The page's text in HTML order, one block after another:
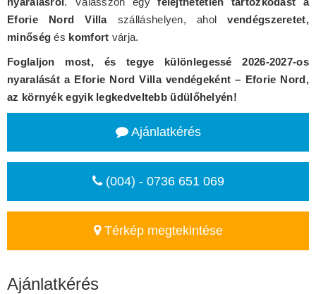
Eforie Nord Villaszálláshelyen, aholvendégszeretet,
minőség és komfort várja.
Foglaljon most, és tegye különlegessé 2026-2027-os
nyaralását a Eforie Nord Villa vendégeként – Eforie Nord,
az környék egyik legkedveltebb üdülőhelyén!
Ajánlatkérés
(004) - 0736 651 069
Térkép megtekintése
Ajánlatkérés